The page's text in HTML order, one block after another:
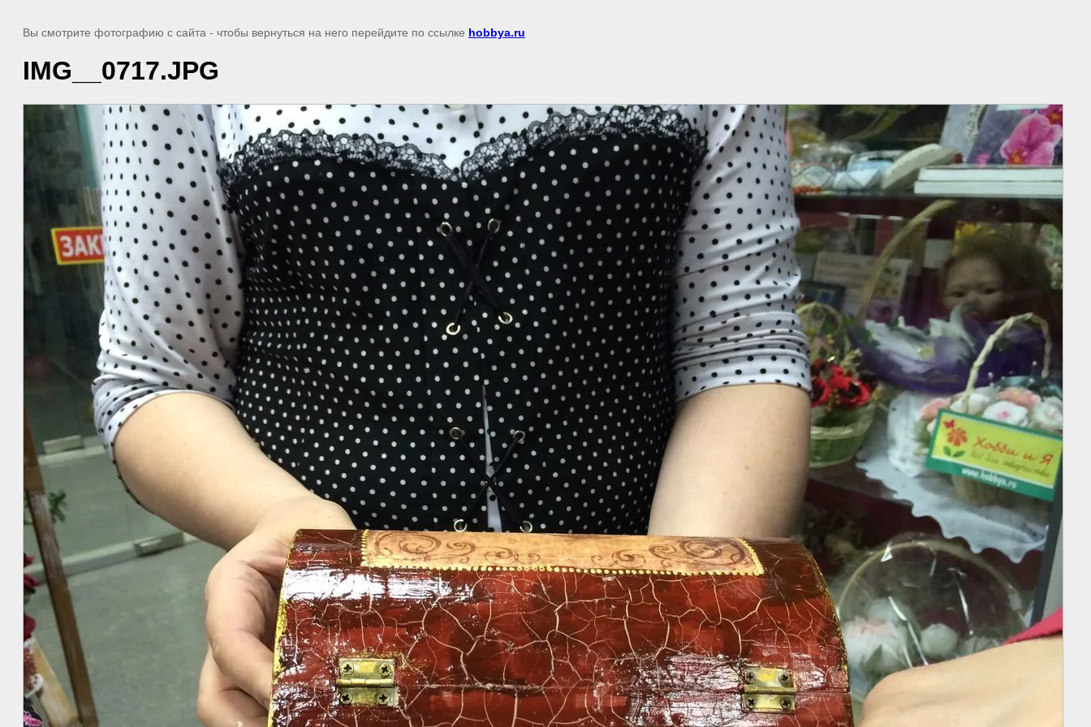
Вы смотрите фотографию с сайта - чтобы вернуться на него перейдите по ссылке hobbya.ru
IMG__0717.JPG